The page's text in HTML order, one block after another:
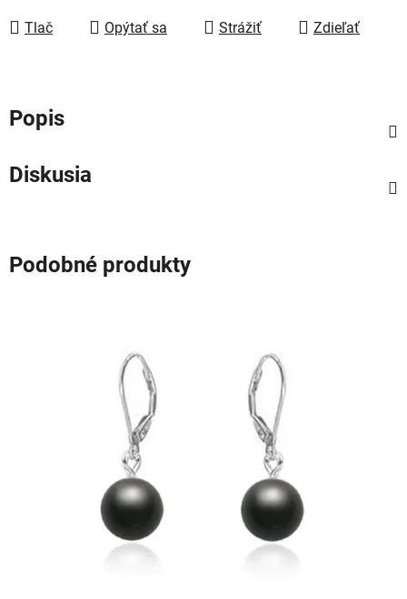
Tlač Opýtať sa Strážiť Zdieľať
Popis
Diskusia
Podobné produkty